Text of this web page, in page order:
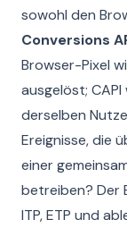
sowohl den
Conversions
Browser-Pixel
ausgelöst;
derselben
Ereignisse, die
einer
betreiben? Der
ITP, ETP und